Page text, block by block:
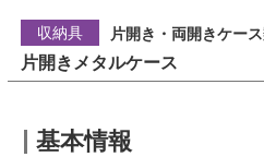
収納具 片開き・両開きケー
片開きメタルケース
基本情報